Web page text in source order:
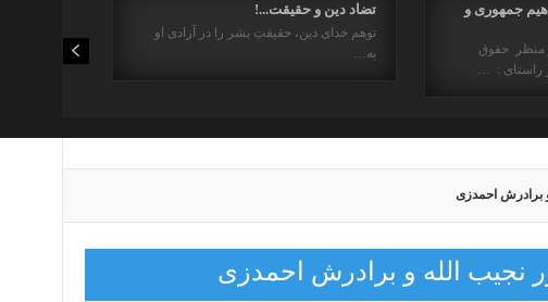
تضاد دین و حقیقت...!
توهم خدای دین، حقیقتِ بشر را در آزادی او
به…
جمهوری و
منظر حقوق
راستای : …
برادرش احمدزی
نجیب الله و برادرش احمدزی